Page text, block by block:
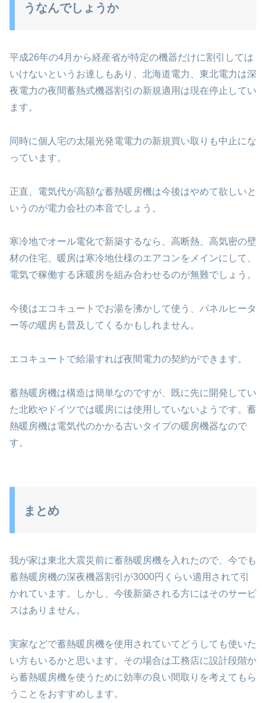
うなんでしょうか
平成26年の4月から経産省が特定の機器だけに割引しては
いけないというお達しもあり、北海道電力、東北電力は深
夜電力の夜間蓄熱式機器割引の新規適用は現在停止してい
ます。
同時に個人宅の太陽光発電電力の新規買い取りも中止にな
っています。
正直、電気代が高額な蓄熱暖房機は今後はやめて欲しいと
いうのが電力会社の本音でしょう。
寒冷地でオール電化で新築するなら、高断熱、高気密の壁
材の住宅、暖房は寒冷地仕様のエアコンをメインにして、
電気で稼働する床暖房を組み合わせるのが無難でしょう。
今後はエコキュートでお湯を沸かして使う、パネルヒータ
ー等の暖房も普及してくるかもしれません。
エコキュートで給湯すれば夜間電力の契約ができます。
蓄熱暖房機は構造は簡単なのですが、既に先に開発してい
た北欧やドイツでは暖房には使用していないようです。蓄
熱暖房機は電気代のかかる古いタイプの暖房機器なので
す。
まとめ
我が家は東北大震災前に蓄熱暖房機を入れたので、今でも
蓄熱暖房機の深夜機器割引が3000円くらい適用されて引
かれています。しかし、今後新築される方にはそのサービ
スはありません。
実家などで蓄熱暖房機を使用されていてどうしても使いた
い方もいるかと思います。その場合は工務店に設計段階か
ら蓄熱暖房機を使うために効率の良い間取りを考えてもら
うことをおすすめします。